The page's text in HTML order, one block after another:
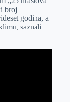
broj
godina, a
saznali